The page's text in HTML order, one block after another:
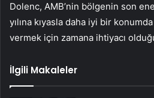
Dolenc, AMB’nin bölgenin son
yılına kıyasla daha iyi bir
vermek için zamana ihtiyacı
İlgili Makaleler